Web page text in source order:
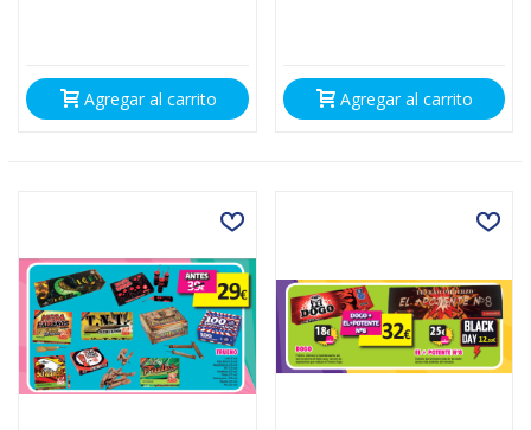
Agregar al carrito Agregar al carrito